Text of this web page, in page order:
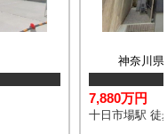
神奈川
7,880万円
十日市場駅 徒